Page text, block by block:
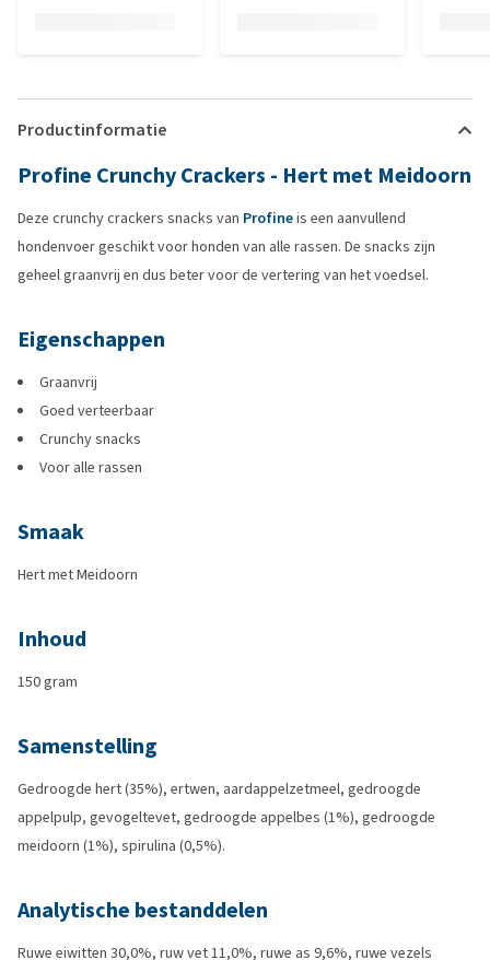
Productinformatie
Profine Crunchy Crackers - Hert met Meidoorn
Deze crunchy crackers snacks van Profineis een aanvullend
hondenvoer geschikt voor honden van alle rassen. De snacks zijn
geheel graanvrij en dus beter voor de vertering van het voedsel.
Eigenschappen
Graanvrij
Goed verteerbaar
Crunchy snacks
Voor alle rassen
Smaak
Hert met Meidoorn
Inhoud
150 gram
Samenstelling
Gedroogde hert (35%), ertwen, aardappelzetmeel, gedroogde
appelpulp, gevogeltevet, gedroogde appelbes (1%), gedroogde
meidoorn (1%), spirulina (0,5%).
Analytische bestanddelen
Ruwe eiwitten 30,0%, ruw vet 11,0%, ruwe as 9,6%, ruwe vezels